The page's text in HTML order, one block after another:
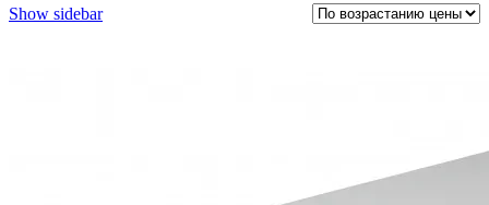
Show sidebar